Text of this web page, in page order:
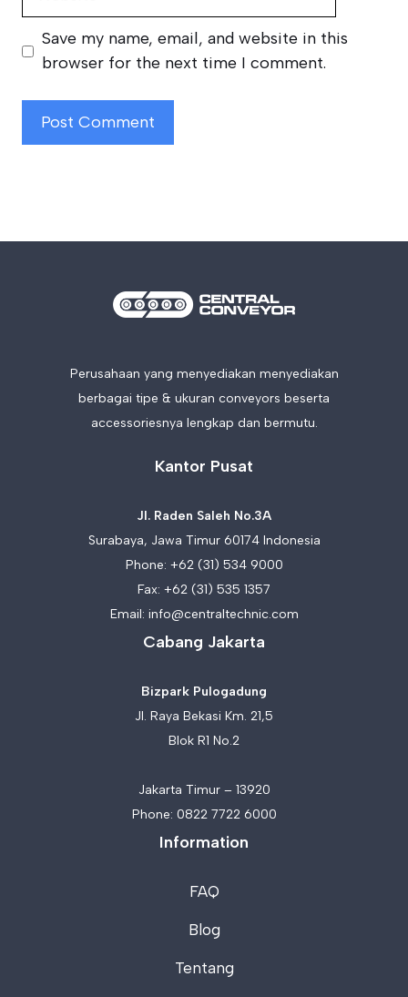
Save my name, email, and website in this
browser for the next time I comment.
Perusahaan yang menyediakan menyediakan
berbagai tipe & ukuran conveyors beserta
accessoriesnya lengkap dan bermutu.
Kantor Pusat
Jl. Raden Saleh No.3A
Surabaya, Jawa Timur 60174 Indonesia
Phone: +62 (31) 534 9000
Fax: +62 (31) 535 1357
Email: info@centraltechnic.com
Cabang Jakarta
Bizpark Pulogadung
Jl. Raya Bekasi Km. 21,5
Blok R1 No.2
Jakarta Timur – 13920
Phone: 0822 7722 6000
Information
FAQ
Blog
Tentang